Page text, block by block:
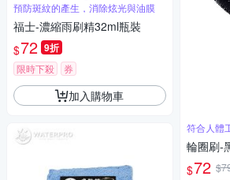
預防斑紋的產生，消除炫光與油膜
福士-濃縮雨刷精32ml瓶裝
$72 9折
限時下殺 券
加入購物車
符合人體
輪圈刷-
$72